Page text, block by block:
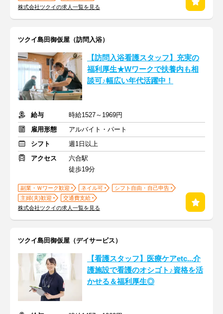
株式会社ツクイの求人一覧を見る
ツクイ島田御仮屋（訪問入浴）
【訪問入浴看護スタッフ】充実の
福利厚生★Wワークで扶養内も相
談可♪幅広い年代活躍中！
給与
時給1527～1969円
雇用形態
アルバイト・パート
シフト
週1日以上
アクセス
六合駅
徒歩19分
副業・Ｗワーク歓迎 ネイル可
シフト自由・自己申告
主婦(夫)歓迎
交通費支給
株式会社ツクイの求人一覧を見る
ツクイ島田御仮屋（デイサービス）
【看護スタッフ】医療ケアetc...介
護施設で看護のオシゴト♪資格を活
かせる＆福利厚生◎